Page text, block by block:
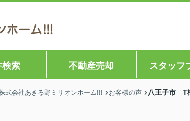
検索 不動産売却 スタッフ
式会社あきる野ミリオンホーム!!! お客様の声 八王子市 T